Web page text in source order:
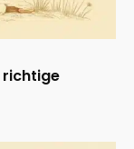
richtige